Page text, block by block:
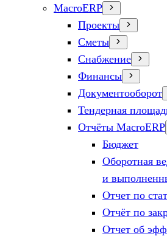
MacroERP
Проекты
Сметы
Снабжение
Финансы
Документооборот
Тендерная
Отчёты MacroERP
Бюджет
Оборотная
и
Отчет по
Отчёт по
Отчет об